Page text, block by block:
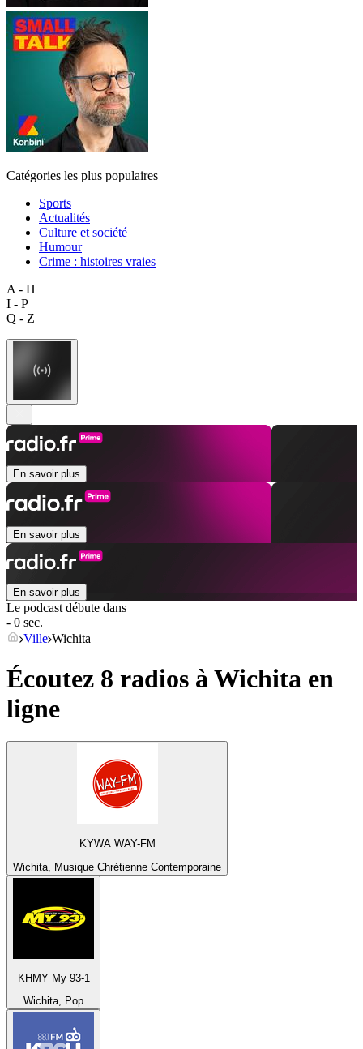
Catégories les plus populaires
Sports
Actualités
Culture et société
Humour
Crime : histoires vraies
A - H
I - P
Q - Z
En savoir plus
En savoir plus
En savoir plus
Le podcast débute dans
- 0 sec.
Ville Wichita
Écoutez 8 radios à Wichita en
ligne
KYWA WAY-FM
Wichita, Musique Chrétienne Contemporaine
KHMY My 93-1
Wichita, Pop